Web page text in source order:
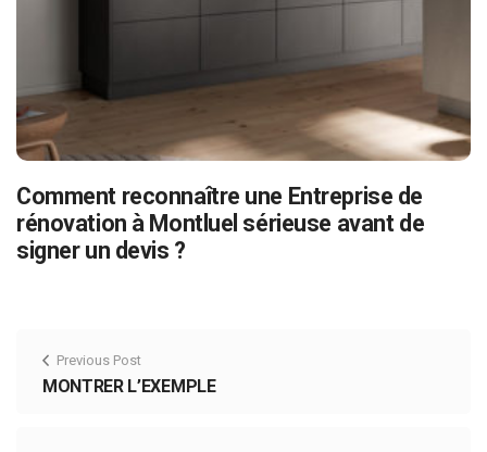
Comment reconnaître une Entreprise de
rénovation à Montluel sérieuse avant de
signer un devis ?
Previous Post
MONTRER L’EXEMPLE